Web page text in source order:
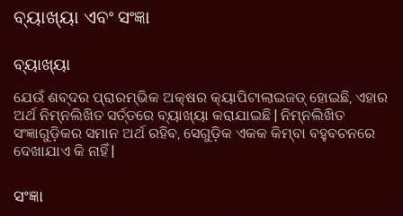
ବ୍ୟାଖ୍ୟା ଏବଂ ସଂଜ୍ଞା
ବ୍ୟାଖ୍ୟା
ଯେଉଁ ଶବ୍ଦର ପ୍ରାରମ୍ଭିକ ଅକ୍ଷର କ୍ୟାପିଟାଲାଇଜଡ୍ ହୋଇଛି, ଏହାର
ଅର୍ଥ ନିମ୍ନଲିଖିତ ସର୍ତ୍ତରେ ବ୍ୟାଖ୍ୟା କରାଯାଇଛି | ନିମ୍ନଲିଖିତ
ସଂଜ୍ଞାଗୁଡ଼ିକର ସମାନ ଅର୍ଥ ରହିବ, ସେଗୁଡ଼ିକ ଏକକ କିମ୍ବା ବହୁବଚନରେ
ଦେଖାଯାଏ କି ନାହିଁ |
ସଂଜ୍ଞା